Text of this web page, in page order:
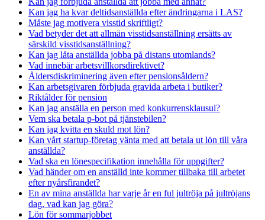
Kan jag ha kvar deltidsanställda efter ändringarna i LAS?
Måste jag motivera visstid skriftligt?
Vad betyder det att allmän visstidsanställning ersätts av
särskild visstidsanställning?
Kan jag låta anställda jobba på distans utomlands?
Vad innebär arbetsvillkorsdirektivet?
Åldersdiskriminering även efter pensionsåldern?
Kan arbetsgivaren förbjuda gravida arbeta i butiker?
Riktålder för pension
Kan jag anställa en person med konkurrensklausul?
Vem ska betala p-bot på tjänstebilen?
Kan jag kvitta en skuld mot lön?
Kan vårt startup-företag vänta med att betala ut lön till våra
anställda?
Vad ska en lönespecifikation innehålla för uppgifter?
Vad händer om en anställd inte kommer tillbaka till arbetet
efter nyårsfirandet?
En av mina anställda har varje år en ful jultröja på jultröjans
dag, vad kan jag göra?
Lön för sommarjobbet